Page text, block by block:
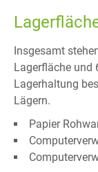
Insgesamt
Lagerfläche und
Lagerhaltung
Lägern.
Papier